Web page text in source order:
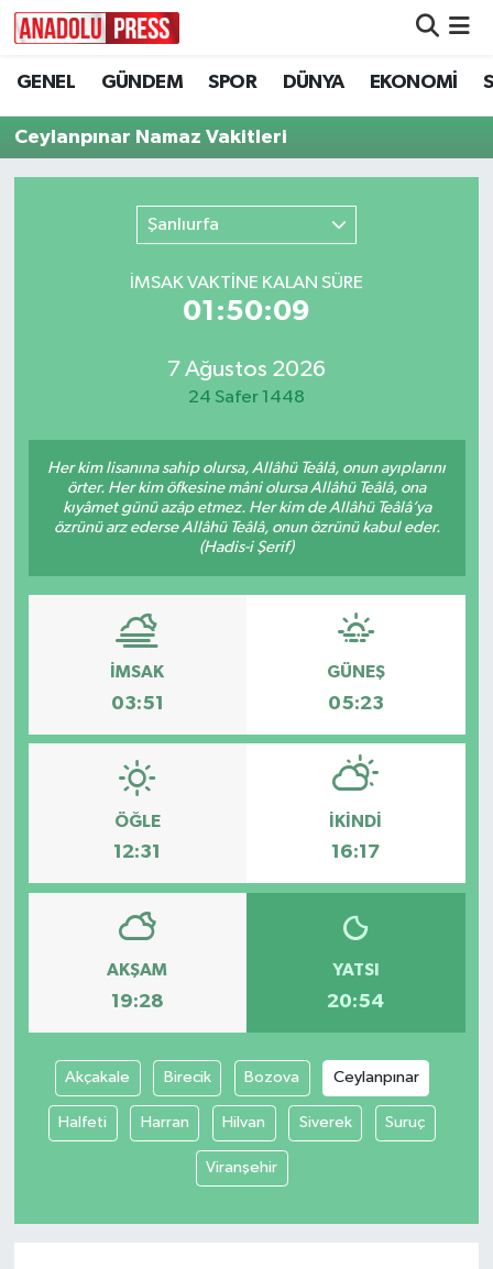
GENEL GÜNDEM SPOR DÜNYA EKONOMİ
Ceylanpınar Namaz Vakitleri
Şanlıurfa
İMSAK VAKTİNE KALAN SÜRE
01:50:09
7 Ağustos 2026
24 Safer 1448
Her kim lisanına sahip olursa, Allâhü Teâlâ, onun ayıplarını
örter. Her kim öfkesine mâni olursa Allâhü Teâlâ, ona
kıyâmet günü azâp etmez. Her kim de Allâhü Teâlâ’ya
özrünü arz ederse Allâhü Teâlâ, onun özrünü kabul eder.
(Hadis-i Şerif)
İMSAK
03:51
GÜNEŞ
05:23
ÖĞLE
12:31
İKINDI
16:17
AKŞAM
19:28
YATSI
20:54
Akçakale Birecik Bozova Ceylanpınar
Halfeti Harran Hilvan Siverek Suruç
Viranşehir
Nöbetçi Eczaneler
Hava Durumu
Süper Lig Puan Durumu ve Fikstür
Tüm Manşetler
Haber Arşivi